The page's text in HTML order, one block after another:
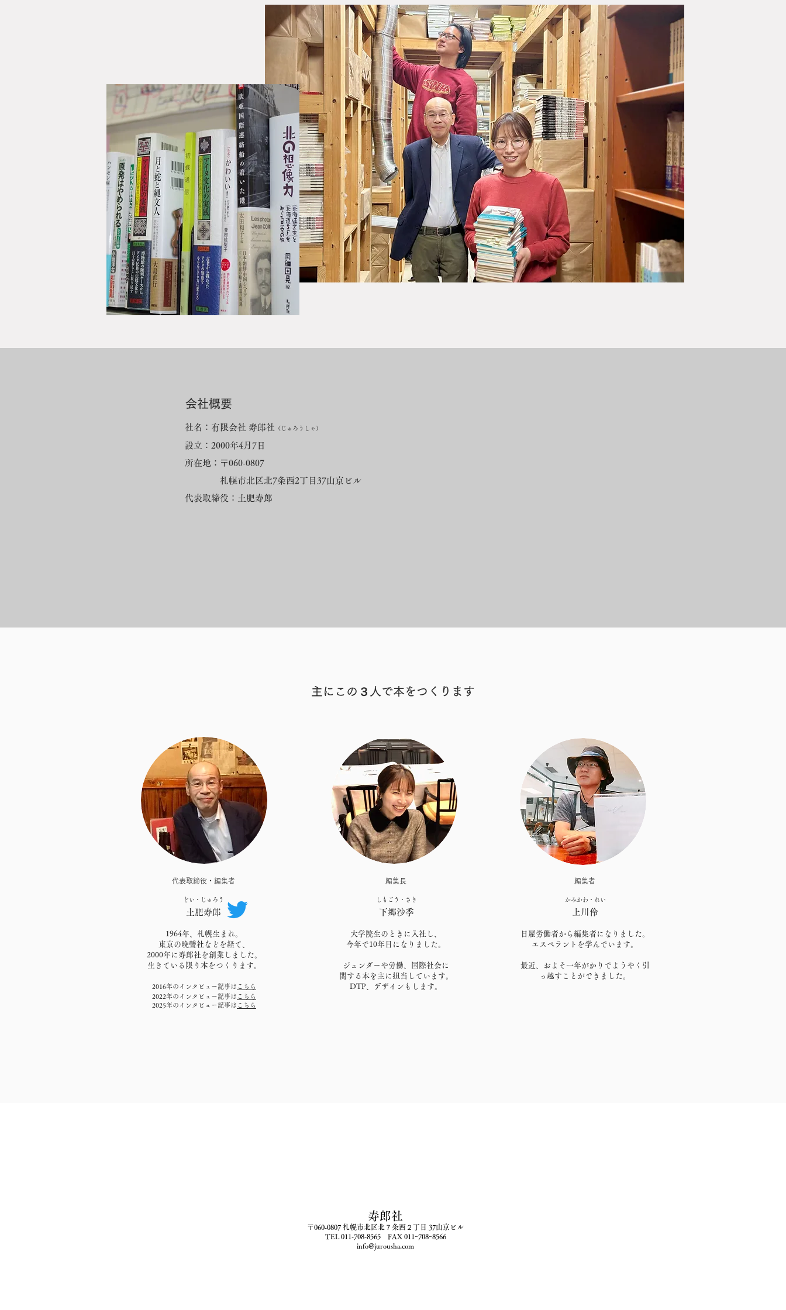
会社概要
社名：有限会社 寿郎社 （じゅろうしゃ）
設立：2000年4月7日
所在地：〒060-0807
札幌市北区北7条西2丁目37山京ビル
代表取締役：土肥寿郎
ストーリー
に、ためらわず個人的な事例を共有して、よりオープンでフレンドリーな雰囲気を作って
みましょう。
すべてのウェブサイトにはストーリーがあり、訪問者はあなたのストーリーに興味を持っ
ています。フォロワーと共有したい個人的な情報や、サイトの訪問者をひきつけてやまな
いような興味深い逸話や事実をこのスペースで公開するといいでしょう。
テキストボックスをダブルクリックしてテキストを編集し、サイトの訪問者に知らせたい
情報をここに追加してください。ビジネスサイトなら、あなたが始めたきっかけ、またど
のような道のりをたどってきたのかを共有しましょう。あなたのコアバリュー、顧客への
コミットメント、そしてあなたがどの点で他よりも優れているのかを説明してください。
写真、またはビデオを追加して、さらにエンゲージメントを高めましょう。
主にこの３人で本をつくります
代表取締役・編集者
どい・じゅろう
土肥寿郎
1964年、札幌生まれ。
東京の晩聲社などを経て、
2000年に寿郎社を創業しました。
生きている限り本をつくります。
2016年のインタビュー記事は こちら
2022年のインタビュー記事は こちら
2025年のインタビュー記事は こちら
​編集長
しもごう・さき
下郷沙季
大学院生のときに入社し、
今年で10年目になりました。
ジェンダーや労働、国際社会に
関する本を主に担当しています。
DTP、デザインもします。
編集者
かみかわ・れい
上川伶
​日雇労働者から編集者になりました。
エスペラントを学んでいます。
最近、およそ一年がかりでようやく引
っ越すことができました。​​
寿郎社
〒060-0807 札幌市北区北７条西２丁目 37山京ビル
​TEL 011-708-8565 ​FAX 011ｰ708ｰ8566
​info@jurousha.com